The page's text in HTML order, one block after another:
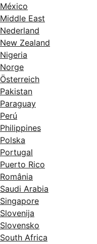
México
Middle East
Nederland
New Zealand
Nigeria
Norge
Österreich
Pakistan
Paraguay
Perú
Philippines
Polska
Portugal
Puerto Rico
România
Saudi Arabia
Singapore
Slovenija
Slovensko
South Africa